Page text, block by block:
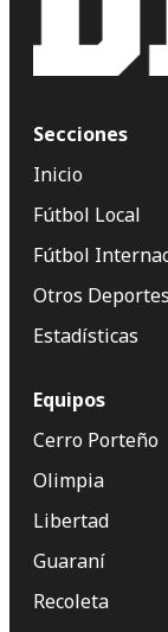
Secciones
Inicio
Fútbol Local
Fútbol
Otros Deportes
Estadísticas
Equipos
Cerro Porteño
Olimpia
Libertad
Guaraní
Recoleta